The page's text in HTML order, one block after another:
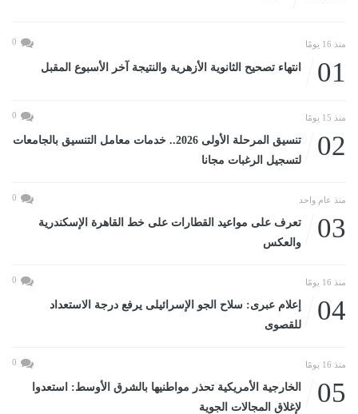
منذ 16 يومًا 0
01 انتهاء تصحيح الثانوية الأزهرية والنتيجة آخر الأسبوع المقبل
منذ 15 يومًا 0
02
تنسيق المرحلة الأولى 2026.. خدمات معامل التنسيق بالجامعات
لتسجيل الرغبات مجانا
منذ عام واحد 0
03
تعرف على مواعيد القطارات على خط القاهرة الإسكندرية
والعكس
منذ 16 يومًا 0
04
إعلام عبرى: سلاح الجو الإسرائيلى يرفع درجة الاستعداد
للقصوى
منذ 16 يومًا 0
05
الخارجية الأمريكية تحذر مواطنيها بالشرق الأوسط: استعدوا
لإغلاق المجالات الجوية